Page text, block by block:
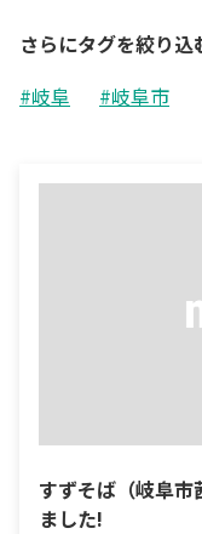
さらにタグを絞り込
#岐阜
#岐阜市
すずそば（岐阜
ました!